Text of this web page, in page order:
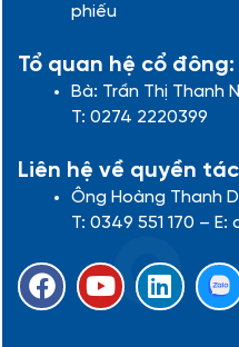
phiếu
Tổ quan hệ cổ đông:
Bà: Trần Thị Thanh
T: 0274 2220399
Liên hệ về quyền
Ông Hoàng Thanh
T: 0349 551 170 –
F
a
Y
o
L
i